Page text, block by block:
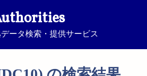
ータ検索・提供サービス